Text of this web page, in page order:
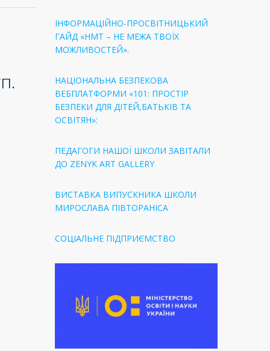
ІНФОРМАЦІЙНО-ПРОСВІТНИЦЬКИЙ
ГАЙД «НМТ – НЕ МЕЖА ТВОЇХ
МОЖЛИВОСТЕЙ».
НАЦІОНАЛЬНА БЕЗПЕКОВА
ВЕБПЛАТФОРМИ «101: ПРОСТІР
БЕЗПЕКИ ДЛЯ ДІТЕЙ,БАТЬКІВ ТА
ОСВІТЯН»:
ПЕДАГОГИ НАШОЇ ШКОЛИ ЗАВІТАЛИ
ДО ZENYK ART GALLERY
ВИСТАВКА ВИПУСКНИКА ШКОЛИ
МИРОСЛАВА ПІВТОРАНІСА
СОЦІАЛЬНЕ ПІДПРИЄМСТВО